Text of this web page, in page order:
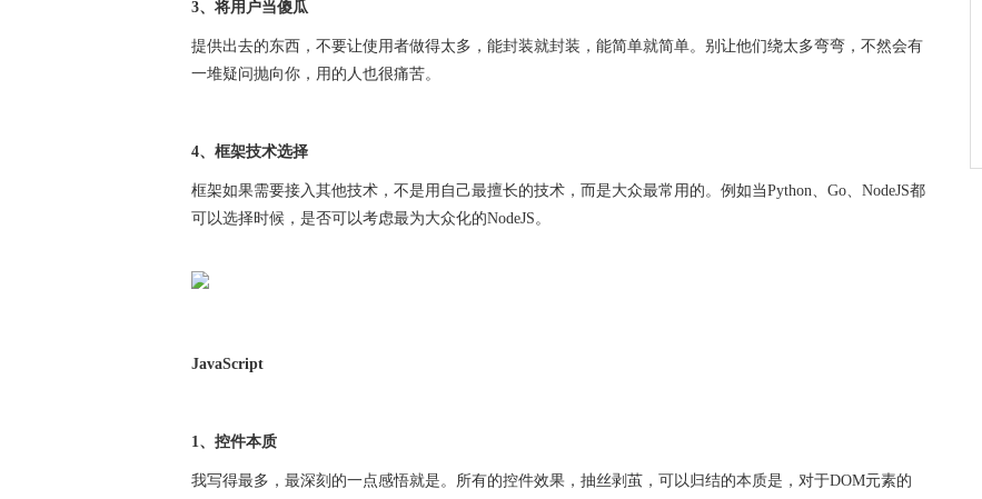
3、将用户当傻瓜
提供出去的东西，不要让使用者做得太多，能封装就封装，能简单就简单。别让他们绕太多弯弯，不然会有
一堆疑问抛向你，用的人也很痛苦。
4、框架技术选择
框架如果需要接入其他技术，不是用自己最擅长的技术，而是大众最常用的。例如当Python、Go、NodeJS都
可以选择时候，是否可以考虑最为大众化的NodeJS。
JavaScript
1、控件本质
我写得最多，最深刻的一点感悟就是。所有的控件效果，抽丝剥茧，可以归结的本质是，对于DOM元素的